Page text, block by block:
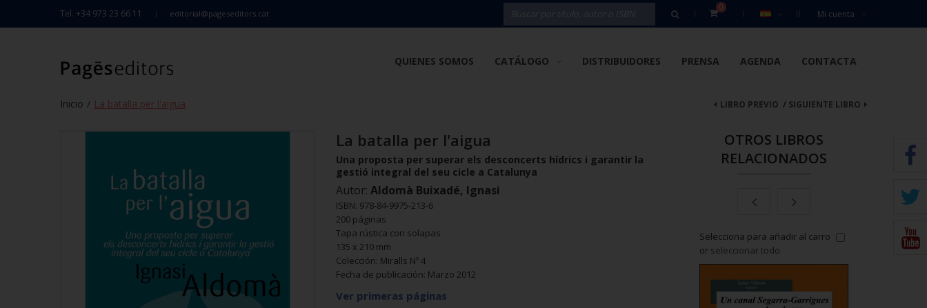
Tel. +34 973 23 66 11 editorial@pageseditors.cat Mi cuenta
0
QUIENES SOMOS CATÁLOGO DISTRIBUIDORES PRENSA AGENDA CONTACTA
Inicio / La batalla per l'aigua SIGUIENTE LIBRO
LIBRO PREVIO /
La batalla per l'aigua
Una proposta per superar els desconcerts hídrics i garantir la
gestió integral del seu cicle a Catalunya
Autor: Aldomà Buixadé, Ignasi
ISBN: 978-84-9975-213-6
200 páginas
Tapa rústica con solapas
135 x 210 mm
Colección: Miralls Nº 4
Fecha de publicación: Marzo 2012
Ver primeras páginas
OTROS LIBROS
RELACIONADOS
Selecciona para añadir al carro
or seleccionar todo
Selecciona para
seleccionar